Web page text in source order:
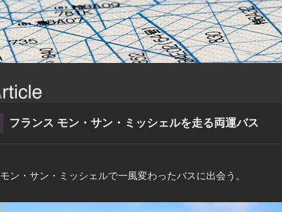
フランス モン・サン・ミッシェルを走る両運バス
モン・サン・ミッシェルで一風変わったバスに出会う。